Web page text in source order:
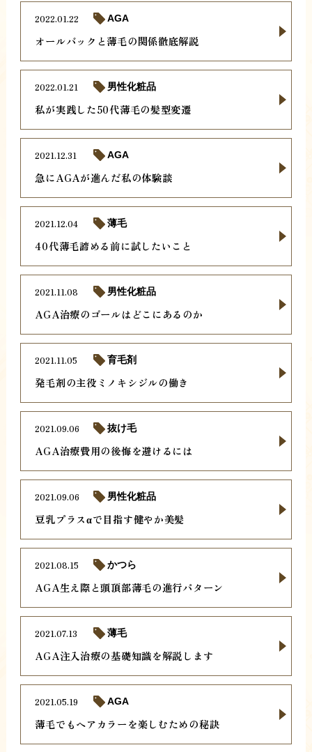
オールバックと薄毛の関係徹底解説
2022.01.22 AGA
私が実践した50代薄毛の髪型変遷
2022.01.21 男性化粧品
急にAGAが進んだ私の体験談
2021.12.31 AGA
40代薄毛諦める前に試したいこと
2021.12.04 薄毛
AGA治療のゴールはどこにあるのか
2021.11.08 男性化粧品
発毛剤の主役ミノキシジルの働き
2021.11.05 育毛剤
AGA治療費用の後悔を避けるには
2021.09.06 抜け毛
豆乳プラスαで目指す健やか美髪
2021.09.06 男性化粧品
AGA生え際と頭頂部薄毛の進行パターン
2021.08.15 かつら
AGA注入治療の基礎知識を解説します
2021.07.13 薄毛
薄毛でもヘアカラーを楽しむための秘訣
2021.05.19 AGA